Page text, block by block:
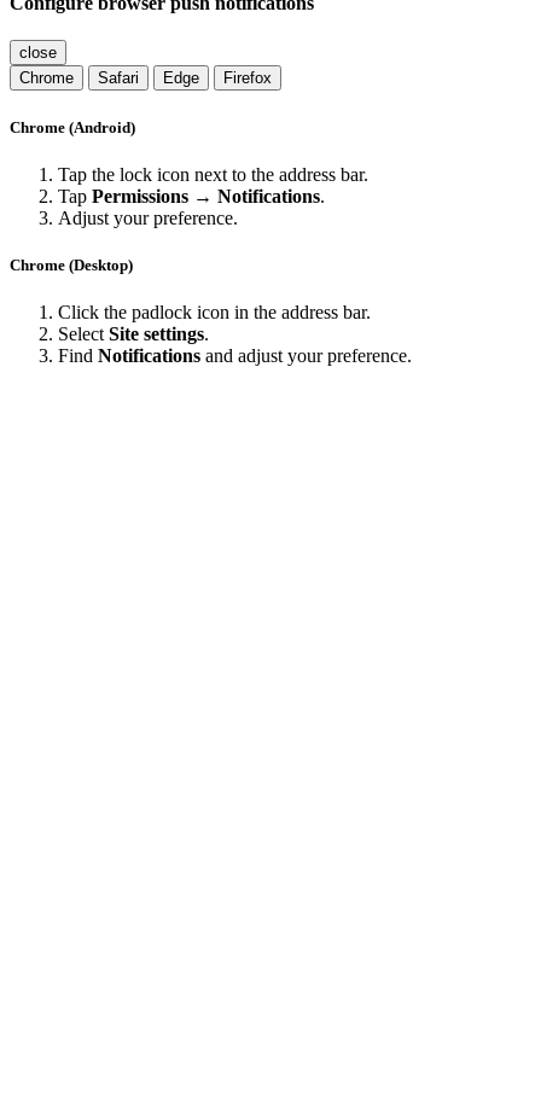
close
Chrome
Safari Edge Firefox
Chrome (Android)
Tap the lock icon next to the address bar.
Tap Permissions → Notifications.
Adjust your preference.
Chrome (Desktop)
Click the padlock icon in the address bar.
Select Site settings.
Find Notifications and adjust your preference.